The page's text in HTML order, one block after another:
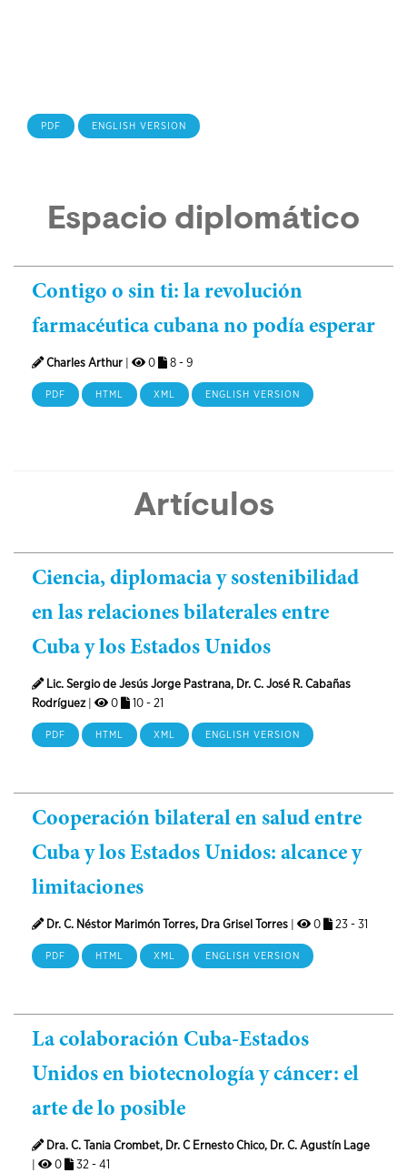
PDF ENGLISH VERSION
Espacio diplomático
Contigo o sin ti: la revolución
farmacéutica cubana no podía esperar
Charles Arthur 0 8 - 9
PDF HTML XML ENGLISH VERSION
Artículos
Ciencia, diplomacia y sostenibilidad
en las relaciones bilaterales entre
Cuba y los Estados Unidos
Lic. Sergio de Jesús Jorge Pastrana, Dr. C. José R. Cabañas
Rodríguez| 0 10 - 21
PDF HTML XML ENGLISH VERSION
Cooperación bilateral en salud entre
Cuba y los Estados Unidos: alcance y
limitaciones
Dr. C. Néstor Marimón Torres, Dra Grisel Torres 0 23 - 31
PDF HTML XML ENGLISH VERSION
La colaboración Cuba-Estados
Unidos en biotecnología y cáncer: el
arte de lo posible
Dra. C. Tania Crombet, Dr. C Ernesto Chico, Dr. C. Agustín Lage
0 32 - 41